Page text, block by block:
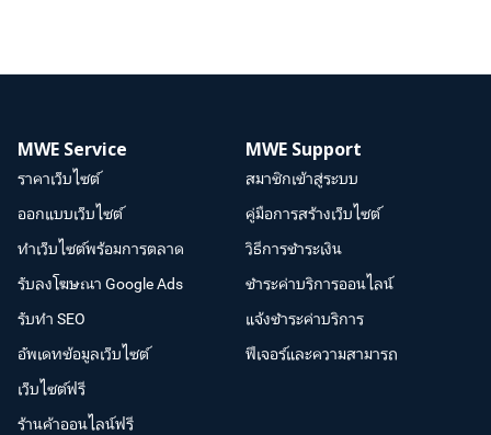
MWE Service
ราคาเว็บไซต์
ออกแบบเว็บไซต์
ทำเว็บไซต์พร้อมการตลาด
รับลงโฆษณา Google Ads
รับทำ SEO
อัพเดทข้อมูลเว็บไซต์
เว็บไซต์ฟรี
ร้านค้าออนไลน์ฟรี
MWE Support
สมาชิกเข้าสู่ระบบ
คู่มือการสร้างเว็บไซต์
วิธีการชำระเงิน
ชำระค่าบริการออนไลน์
แจ้งชำระค่าบริการ
ฟีเจอร์และความสามารถ